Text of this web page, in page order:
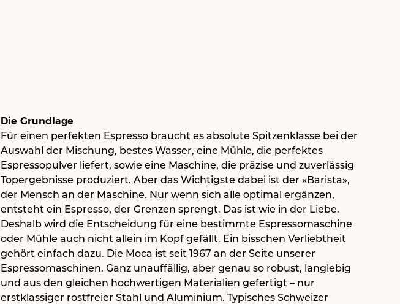
Die Grundlage
Für einen perfekten Espresso braucht es absolute Spitzenklasse bei der
Auswahl der Mischung, bestes Wasser, eine Mühle, die perfektes
Espressopulver liefert, sowie eine Maschine, die präzise und zuverlässig
Topergebnisse produziert. Aber das Wichtigste dabei ist der «Barista»,
der Mensch an der Maschine. Nur wenn sich alle optimal ergänzen,
entsteht ein Espresso, der Grenzen sprengt. Das ist wie in der Liebe.
Deshalb wird die Entscheidung für eine bestimmte Espressomaschine
oder Mühle auch nicht allein im Kopf gefällt. Ein bisschen Verliebtheit
gehört einfach dazu. Die Moca ist seit 1967 an der Seite unserer
Espressomaschinen. Ganz unauffällig, aber genau so robust, langlebig
und aus den gleichen hochwertigen Materialien gefertigt – nur
erstklassiger rostfreier Stahl und Aluminium. Typisches Schweizer